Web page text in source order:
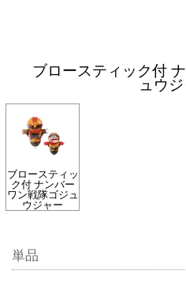
ブロースティック付
ュウ
ブロースティッ
ク付 ナンバー
ワン戦隊ゴジュ
ウジャー
単品